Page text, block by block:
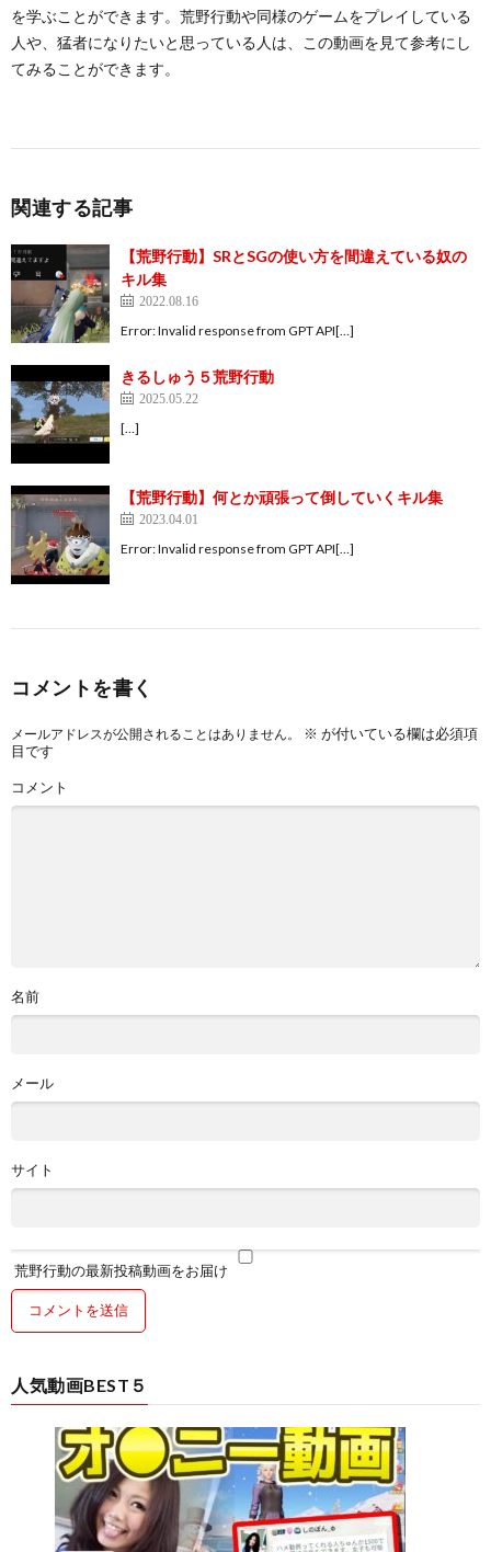
を学ぶことができます。荒野行動や同様のゲームをプレイしている
人や、猛者になりたいと思っている人は、この動画を見て参考にし
てみることができます。
関連する記事
【荒野行動】SRとSGの使い方を間違えている奴の
キル集
2022.08.16
Error: Invalid response from GPT API[…]
きるしゅう５荒野行動
2025.05.22
[…]
【荒野行動】何とか頑張って倒していくキル集
2023.04.01
Error: Invalid response from GPT API[…]
コメントを書く
メールアドレスが公開されることはありません。 ※ が付いている欄は必須項
目です
コメント
名前
メール
サイト
荒野行動の最新投稿動画をお届け
人気動画BEST５